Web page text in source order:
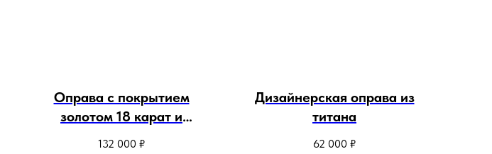
Оправа с покрытием
золотом 18 карат и
заушниками из сандалового
132 000 ₽
Дизайнерская оправа из
титана
62 000 ₽